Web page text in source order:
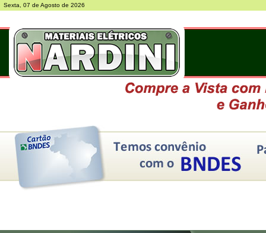
Sexta, 07 de Agosto de 2026